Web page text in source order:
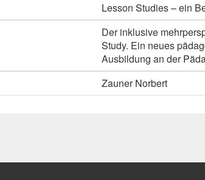
Lesson Studies – ein
Der inklusive
Study. Ein neues
Ausbildung an der
Zauner Norbert